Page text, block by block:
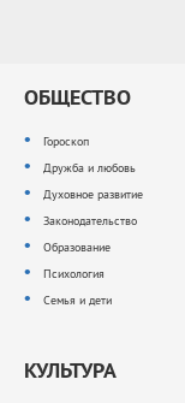
ОБЩЕСТВО
Гороскоп
Дружба и любовь
Духовное развитие
Законодательство
Образование
Психология
Семья и дети
КУЛЬТУРА